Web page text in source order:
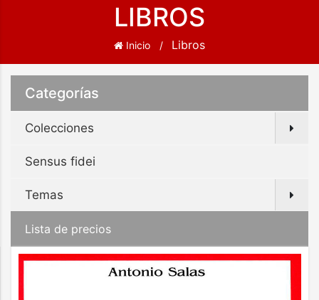
LIBROS
Inicio Libros
Categorías
Colecciones
Sensus fidei
Temas
Lista de precios